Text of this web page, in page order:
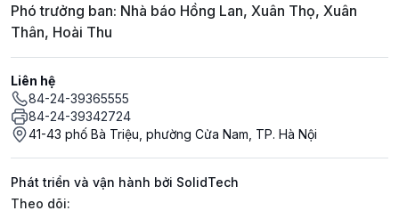
Phó trưởng ban: Nhà báo Hồng Lan, Xuân Thọ, Xuân
Thân, Hoài Thu
Liên hệ
84-24-39365555
84-24-39342724
41-43 phố Bà Triệu, phường Cửa Nam, TP. Hà Nội
Phát triển và vận hành bởi SolidTech
Mạng xã hội
Theo dõi: